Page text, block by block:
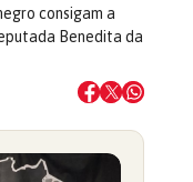
consigam a
Benedita da